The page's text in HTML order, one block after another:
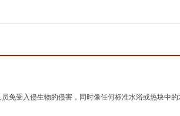
免受入侵生物的侵害，同时像任何标准水浴或热块中